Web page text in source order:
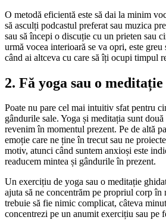
O metodă eficientă este să dai la minim
să asculți podcastul preferat sau muzica
sau să începi o discuție cu un prieten sau
urmă vocea interioară se va opri, este
când ai altceva cu care să îți ocupi timpul
2. Fă yoga sau o
Poate nu pare cel mai intuitiv sfat pentru
gândurile sale. Yoga și meditația sunt
revenim în momentul prezent. Pe de altă
emoție care ne ține în trecut sau ne
motiv, atunci când suntem anxioși este
readucem mintea și gândurile în prezent.
Un exercițiu de yoga sau o meditație
ajuta să ne concentrăm pe propriul corp
trebuie să fie nimic complicat, câteva
concentrezi pe un anumit exercițiu sau pe